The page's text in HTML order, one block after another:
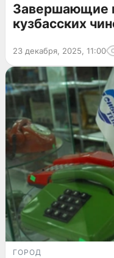
Завершающие
кузбасских
23 декабря, 2025, 11:00
ГОРОД